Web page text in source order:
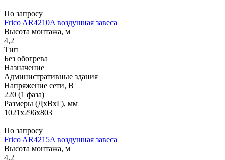
По запросу
Frico AR4210A воздушная завеса
Высота монтажа, м
4,2
Тип
Без обогрева
Назначение
Административные здания
Напряжение сети, В
220 (1 фаза)
Размеры (ДхВхГ), мм
1021x296x803
По запросу
Frico AR4215A воздушная завеса
Высота монтажа, м
4,2